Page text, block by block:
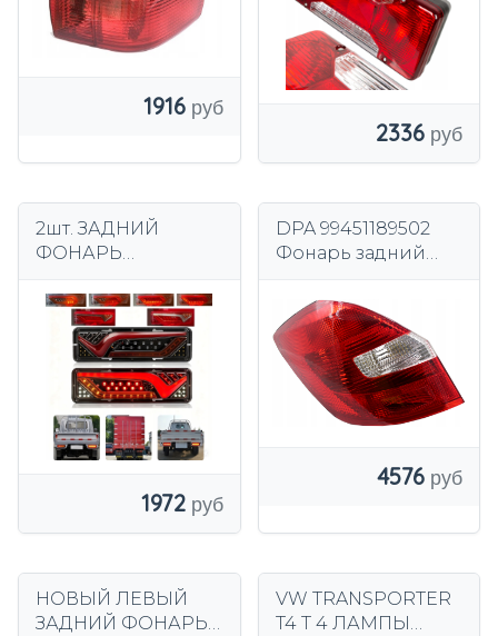
1916
2336
2шт. ЗАДНИЙ
ФОНАРЬ
ПРИЦЕП 12V 24V
1972
DPA 99451189502
Фонарь задний
4576
НОВЫЙ ЛЕВЫЙ
ЗАДНИЙ ФОНАРЬ
VW TRANSPORTER
T4 T 4 ЛАМПЫ